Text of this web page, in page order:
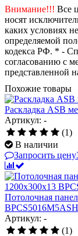
Внимание!!! Все
носят
каких условиях
определяемой
кодекса РФ. * -
согласованию с
представленной
Похожие товары
Раскладка ASB
Артикул: -
(1)
В наличии
Запросить цену
Потолочная
BPCS5016M5ASH
Артикул: -
(1)